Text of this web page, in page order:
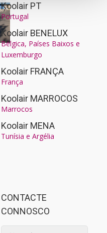
Koolair PT
Portugal
Koolair BENELUX
Bélgica, Países Baixos e
Luxemburgo
Koolair FRANÇA
França
Koolair MARROCOS
Marrocos
Koolair MENA
Tunísia e Argélia
CONTACTE
CONNOSCO